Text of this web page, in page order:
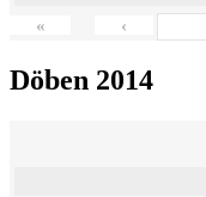
« ‹
Döben 2014